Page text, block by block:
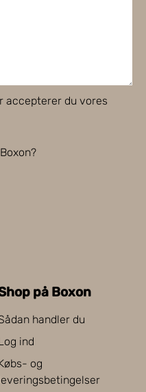
accepterer du vores
på Boxon
handler du
ind
og